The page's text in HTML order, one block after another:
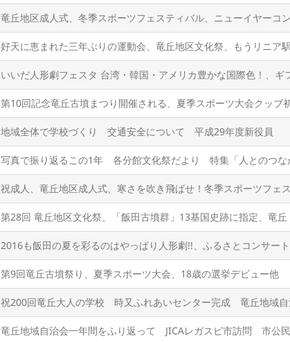
竜丘地区成人式、冬季スポーツフェスティバル、ニューイヤーコ
好天に恵まれた三年ぶりの運動会、竜丘地区文化祭、もうリニ
いいだ人形劇フェスタ 台湾・韓国・アメリカ豊かな国際色！、
第10回記念竜丘古墳まつり開催される、夏季スポーツ大会クッブ
地域全体で学校づくり 交通安全について 平成29年度新役員
写真で振り返るこの1年 各分館文化祭だより 特集「人とのつな
祝成人、竜丘地区成人式、寒さを吹き飛ばせ！冬季スポーツフェ
第28回 竜丘地区文化祭、「飯田古墳群」13基国史跡に指定、竜
2016も飯田の夏を彩るのはやっぱり人形劇!!、ふるさとコンサー
第9回竜丘古墳祭り、夏季スポーツ大会、18歳の選挙デビュー他
祝200回竜丘大人の学校 時又ふれあいセンター完成 竜丘地域
竜丘地域自治会一年間をふり返って JICAレガスピ市訪問 市公